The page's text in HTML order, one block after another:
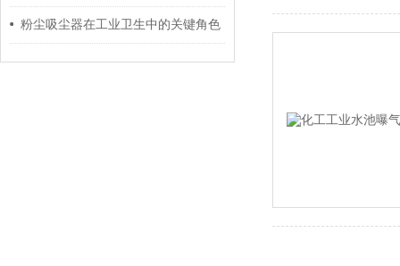
粉尘吸尘器在工业卫生中的关键角色